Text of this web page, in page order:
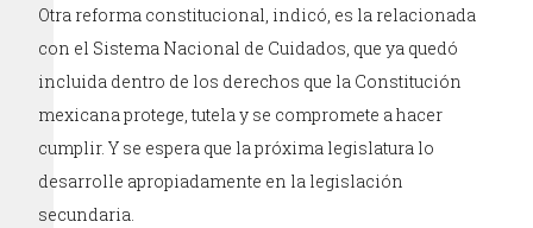
Otra reforma constitucional, indicó, es la relacionada
con el Sistema Nacional de Cuidados, que ya quedó
incluida dentro de los derechos que la Constitución
mexicana protege, tutela y se compromete a hacer
cumplir. Y se espera que la próxima legislatura lo
desarrolle apropiadamente en la legislación
secundaria.